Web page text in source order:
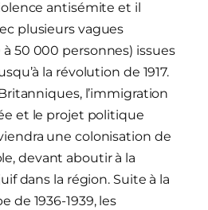
antisémite et il
plusieurs vagues
50 000 personnes) issues
la révolution de 1917.
l’immigration
et le projet politique
une colonisation de
devant aboutir à la
dans la région. Suite à la
de 1936-1939, les